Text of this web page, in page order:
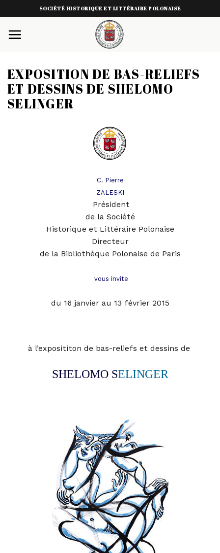
to
content
SOCIÉTÉ HISTORIQUE ET LITTÉRAIRE POLONAISE
EXPOSITION DE BAS-RELIEFS
ET DESSINS DE SHELOMO
SELINGER
C. Pierre
ZALESKI
Président
de la Société
Historique et Littéraire Polonaise
Directeur
de la Bibliothèque Polonaise de Paris
vous invite
du 16 janvier au 13 février 2015
à l’exposititon de bas-reliefs et dessins de
SHELOMO SELINGER